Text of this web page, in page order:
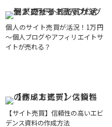
個人のサイト売買が活況！1万円
～個人ブログやアフィリエイトサ
イトが売れる？
【サイト売買】信頼性の高いエビ
デンス資料の作成方法